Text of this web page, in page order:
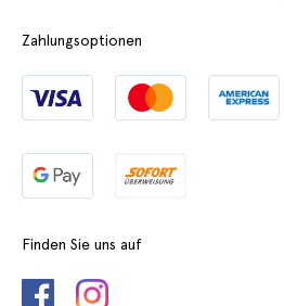
Zahlungsoptionen
Finden Sie uns auf